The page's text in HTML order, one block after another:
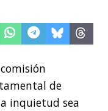
de
inquietud sea